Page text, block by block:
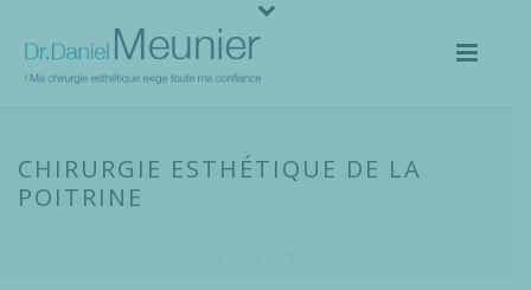
CHIRURGIE ESTHÉTIQUE DE LA
POITRINE